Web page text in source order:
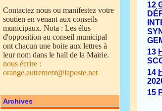
Contactez nous ou manifestez votre
soutien en venant aux conseils
municipaux. Nota : Les élus
d'opposition au conseil municipal
ont chacun une boite aux lettres à
leur nom dans le hall de la Mairie.
nous écrire :
orange.autrement@laposte.net
Archives
12
D É
13
14
15